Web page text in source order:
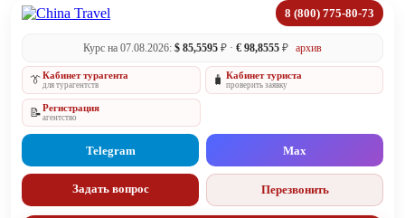
8 (800) 775-80-73
Курс на 07.08.2026: $ 85,5595 ₽ · € 98,8555 ₽ архив
👔Кабинет турагента
для турагентств 🧳 Кабинет туриста
проверить заявку
📝Регистрация
агентство
Telegram Max
Задать вопрос Перезвонить